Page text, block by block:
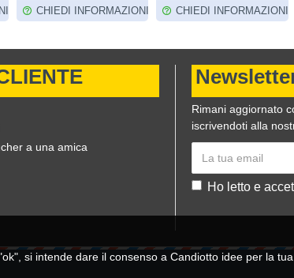
CHIEDI INFORMAZIONI CHIEDI INFORMAZIONI
a una amica
Rimani aggiornato
iscrivendoti alla
Ho letto e
si intende dare il consenso a Candiotto idee per la